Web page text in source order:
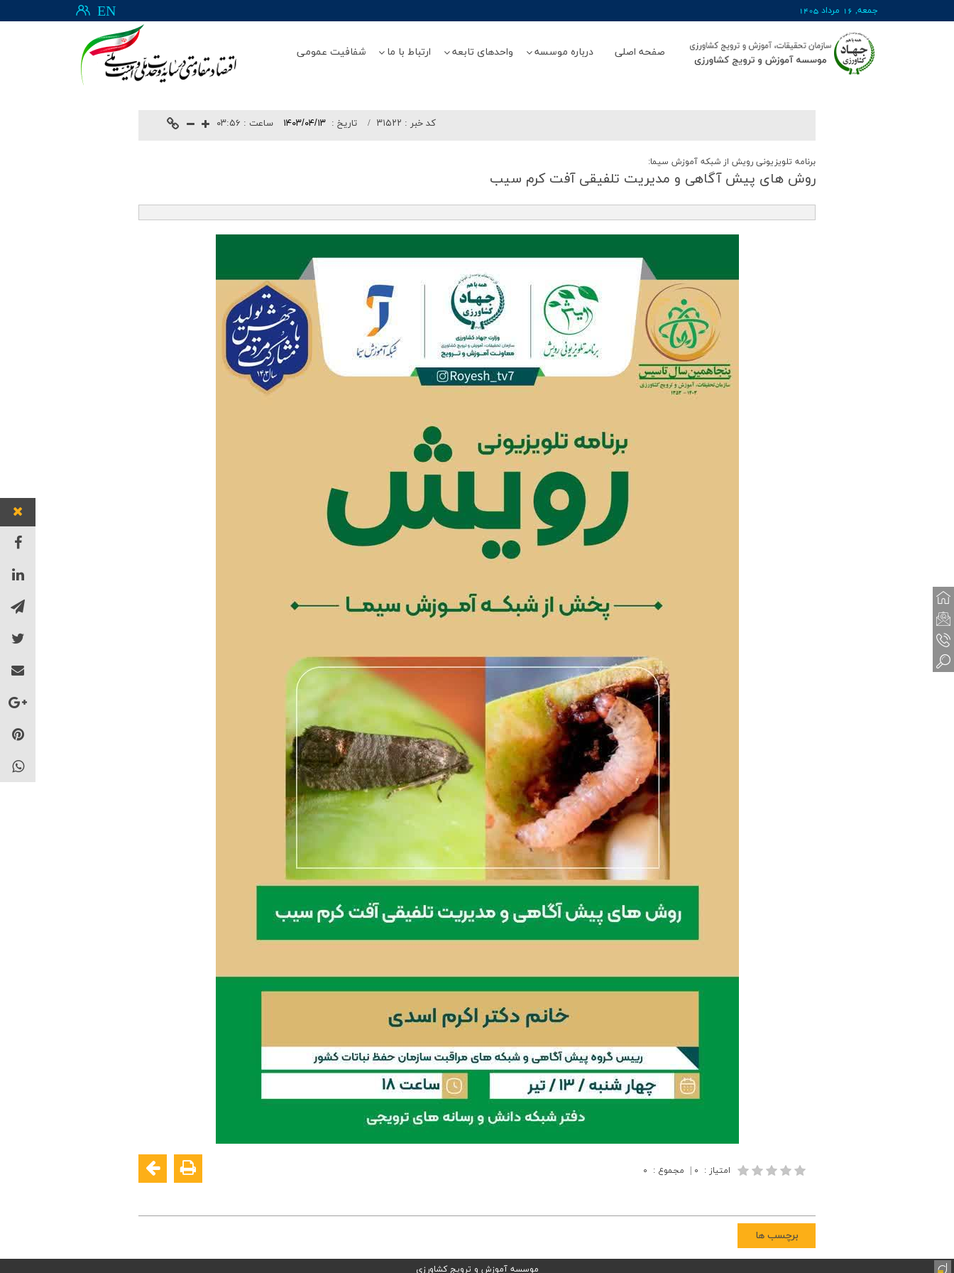
جمعه, 16 مرداد 1405 EN
صفحه اصلی درباره موسسه واحدهای تابعه ارتباط با ما شفافیت عمومی
ساعت : ۰۳:۵۶ تاريخ : ۱۴۰۳/۰۴/۱۳ کد خبر : ۳۱۵۲۲
برنامه تلویزیونی رویش از شبکه آموزش سیما:
روش های پیش آگاهی و مدیریت تلفیقی آفت كرم سیب
امتیاز : ۰ مجموع : ۰
برچسب ها
موسسه آموزش و ترویج کشاورزی